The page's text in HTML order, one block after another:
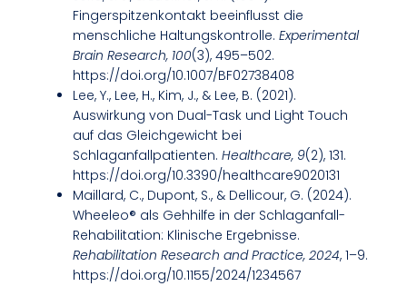
Fingerspitzenkontakt beeinflusst die
menschliche Haltungskontrolle. Experimental
Brain Research, 100(3), 495–502.
https://doi.org/10.1007/BF02738408
Lee, Y., Lee, H., Kim, J., & Lee, B. (2021).
Auswirkung von Dual-Task und Light Touch
auf das Gleichgewicht bei
Schlaganfallpatienten. Healthcare, 9(2), 131.
https://doi.org/10.3390/healthcare9020131
Maillard, C., Dupont, S., & Dellicour, G. (2024).
Wheeleo® als Gehhilfe in der Schlaganfall-
Rehabilitation: Klinische Ergebnisse.
Rehabilitation Research and Practice, 2024, 1–9.
https://doi.org/10.1155/2024/1234567